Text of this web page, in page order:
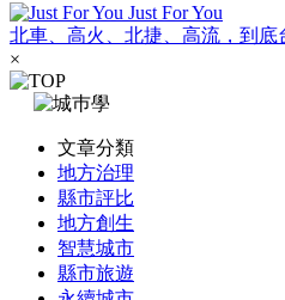
Just For You
北車、高火、北捷、高流，到底
×
文章分類
地方治理
縣市評比
地方創生
智慧城市
縣市旅遊